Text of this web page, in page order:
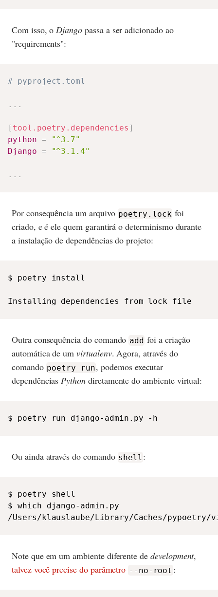
Com isso, oDjango passa a ser adicionado ao
"requirements":
# pyproject.toml
. . .
[ tool.poetry.dependencies ]
python =
"^3.7"
Django = "^3.1.4"
. . .
Por consequência um arquivo poetry.lock foi
criado, e é ele quem garantirá o determinismo durante
a instalação de dependências do projeto:
$ poetry install
Installing dependencies from lock file
Outra consequência do comando add foi a criação
automática de umvirtualenv. Agora, através do
comando poetry run, podemos executar
dependênciasPython diretamente do ambiente virtual:
$ poetry run django-admin.py -h
Ou ainda através do comando shell :
$ poetry shell
$ which django-admin.py
/Users/klauslaube/Library/Caches/pypoetry/
Note que em um ambiente diferente dedevelopment,
talvez você precise do parâmetro --no-root :